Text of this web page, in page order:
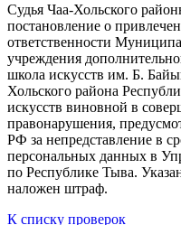
Судья Чаа-Хольского
постановление о
ответственности
учреждения
школа искусств им. Б.
Хольского района
искусств виновной в
правонарушения,
РФ за непредставление в
персональных данных в
по Республике Тыва.
наложен штраф.
К списку проверок